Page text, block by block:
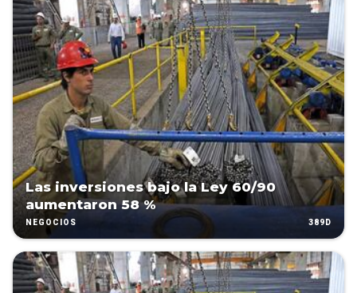
Las inversiones bajo la Ley 60/90
aumentaron 58 %
NEGOCIOS 389D